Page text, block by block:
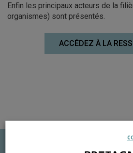
Enfin les principaux acteurs de la
organismes) sont présentés.
ACCÉDEZ À LA